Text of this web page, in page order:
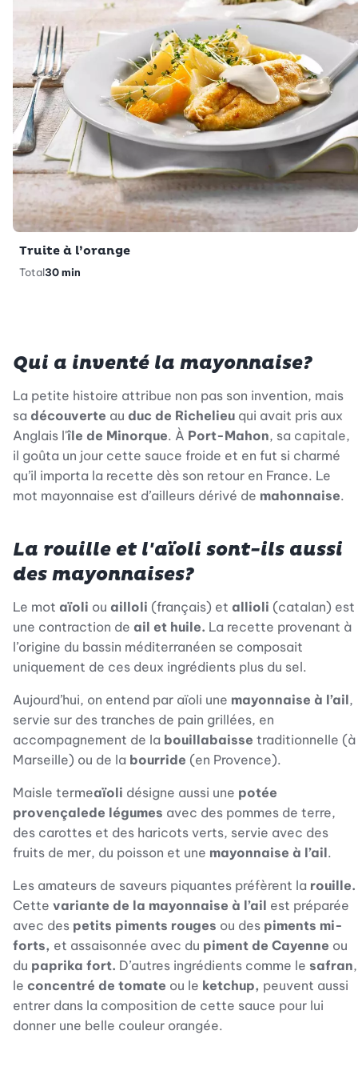
Truite à l’orange
Total30 min
Qui a inventé la mayonnaise?
La petite histoire attribue non pas son invention, mais
sa découverte au duc de Richelieu qui avait pris aux
Anglais l'île de Minorque. À Port-Mahon, sa capitale,
il goûta un jour cette sauce froide et en fut si charmé
qu’il importa la recette dès son retour en France. Le
mot mayonnaise est d’ailleurs dérivé de mahonnaise.
La rouille et l'aïoli sont-ils aussi
des mayonnaises?
Le mot aïoli ou ailloli (français) et allioli (catalan) est
une contraction de ail et huile. La recette provenant à
l’origine du bassin méditerranéen se composait
uniquement de ces deux ingrédients plus du sel.
Aujourd’hui, on entend par aïoli une mayonnaise à l’ail,
servie sur des tranches de pain grillées, en
accompagnement de la bouillabaisse traditionnelle (à
Marseille) ou de la bourride (en Provence).
Maisle termeaïoli désigne aussi une potée
provençalede légumes avec des pommes de terre,
des carottes et des haricots verts, servie avec des
fruits de mer, du poisson et une mayonnaise à l’ail.
Les amateurs de saveurs piquantes préfèrent la rouille.
Cette variante de la mayonnaise à l’ail est préparée
avec des petits piments rouges ou des piments mi-
forts, et assaisonnée avec du piment de Cayenne ou
du paprika fort. D’autres ingrédients comme le safran,
le concentré de tomate ou le ketchup, peuvent aussi
entrer dans la composition de cette sauce pour lui
donner une belle couleur orangée.